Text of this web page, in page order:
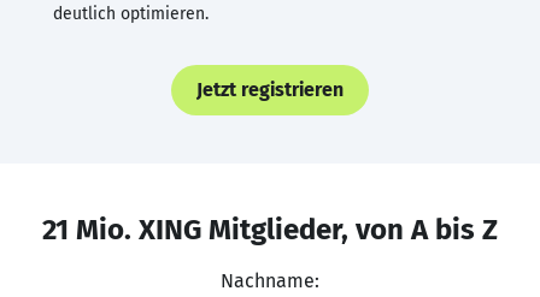
deutlich optimieren.
Jetzt registrieren
21 Mio. XING Mitglieder, von A bis Z
Nachname: